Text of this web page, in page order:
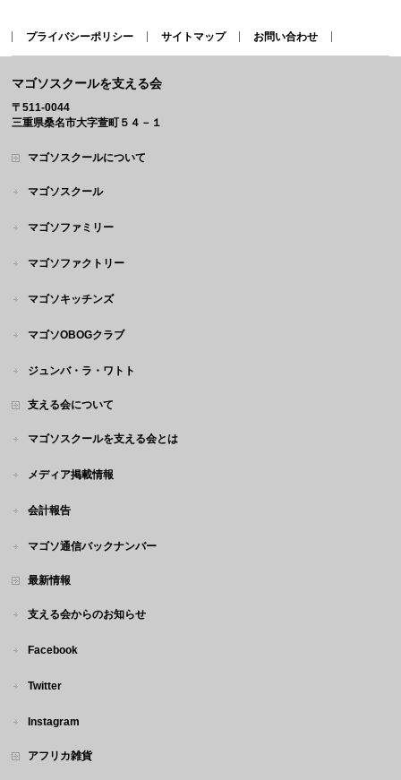
プライバシーポリシー サイトマップ お問い合わせ
マゴソスクールを支える会
〒511-0044
三重県桑名市大字萱町５４－１
マゴソスクールについて
マゴソスクール
マゴソファミリー
マゴソファクトリー
マゴソキッチンズ
マゴソOBOGクラブ
ジュンバ・ラ・ワトト
支える会について
マゴソスクールを支える会とは
メディア掲載情報
会計報告
マゴソ通信バックナンバー
最新情報
支える会からのお知らせ
Facebook
Twitter
Instagram
アフリカ雑貨